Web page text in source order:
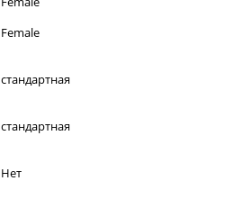
Female
стандартная
стандартная
Нет